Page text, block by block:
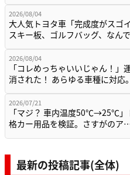
2026/08/04
大人気トヨタ車「完成度がスゴ
スキー板、ゴルフバッグ、なん
2026/08/04
「コレめっちゃいいじゃん！」
消された！ あらゆる車種に対
2026/07/21
「マジ？ 車内温度50℃→25℃」
格カー用品を検証。さすがのア
最新の投稿記事(全体)